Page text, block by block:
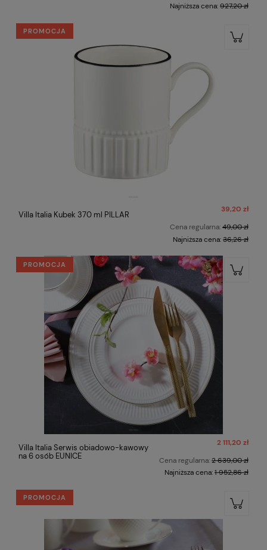
Najniższa cena:927,20 zł
Villa Italia Kubek 370 ml PILLAR
39,20 zł
Cena regularna:49,00 zł
Najniższa cena:36,26 zł
PROMOCJA
Villa Italia Serwis obiadowo-kawowy
na 6 osób EUNICE
2 111,20 zł
Cena regularna:2 639,00 zł
Najniższa cena:1 952,86 zł
PROMOCJA
PROMOCJA